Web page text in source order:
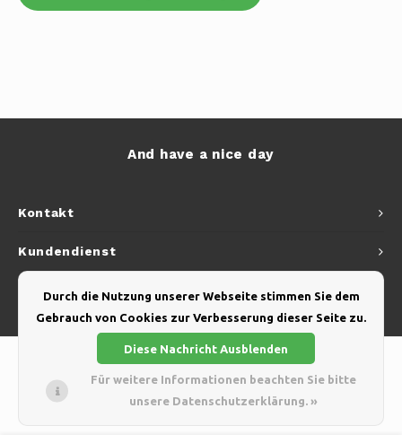
Kontakt
And have a nice day
Kundendienst
Mein Konto
Durch die Nutzung unserer Webseite stimmen Sie dem
Gebrauch von Cookies zur Verbesserung dieser Seite zu.
Diese Nachricht Ausblenden
Für weitere Informationen beachten Sie bitte
unsere Datenschutzerklärung. »